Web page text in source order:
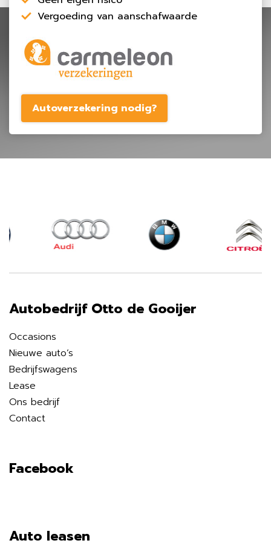
Vergoeding van aanschafwaarde
Autoverzekering nodig?
Autobedrijf Otto de Gooijer
Occasions
Nieuwe auto’s
Bedrijfswagens
Lease
Ons bedrijf
Contact
Facebook
Auto leasen